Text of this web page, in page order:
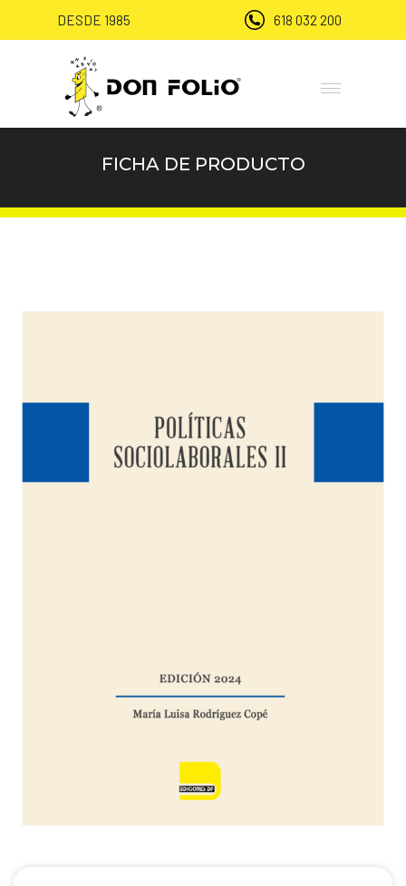
DESDE 1985 618 032 200
FICHA DE PRODUCTO